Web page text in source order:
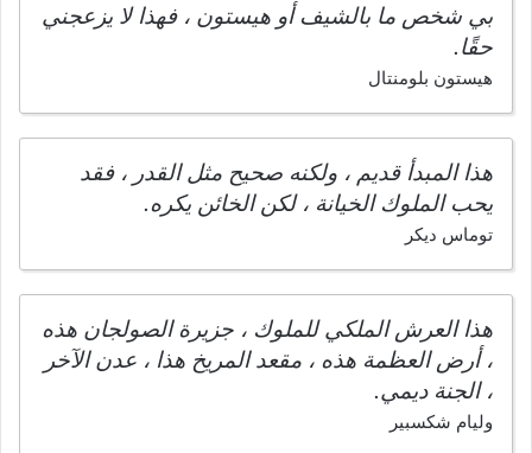
بي شخص ما بالشيف أو هيستون ، فهذا لا يزعجني
حقًا.
هيستون بلومنتال
هذا المبدأ قديم ، ولكنه صحيح مثل القدر ، فقد
يحب الملوك الخيانة ، لكن الخائن يكره.
توماس ديكر
هذا العرش الملكي للملوك ، جزيرة الصولجان هذه
، أرض العظمة هذه ، مقعد المريخ هذا ، عدن الآخر
، الجنة ديمي.
وليام شكسبير